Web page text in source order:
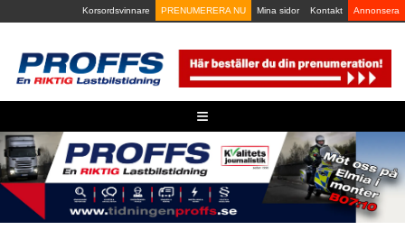
to
Korsordsvinnare PRENUMERERA NU Mina sidor Kontakt Annonsera
≡